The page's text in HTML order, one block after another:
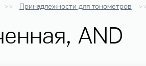
Принадлежности для тонометров
AND